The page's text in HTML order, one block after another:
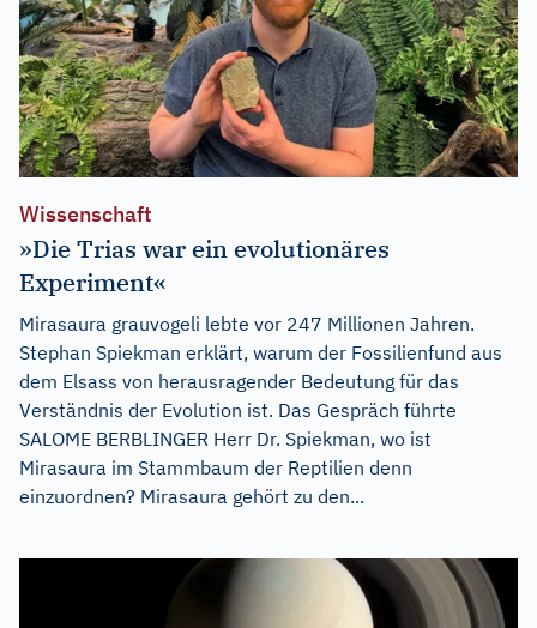
Wissenschaft
»Die Trias war ein evolutionäres
Experiment«
Mirasaura grauvogeli lebte vor 247 Millionen Jahren.
Stephan Spiekman erklärt, warum der Fossilienfund aus
dem Elsass von herausragender Bedeutung für das
Verständnis der Evolution ist. Das Gespräch führte
SALOME BERBLINGER Herr Dr. Spiekman, wo ist
Mirasaura im Stammbaum der Reptilien denn
einzuordnen? Mirasaura gehört zu den...